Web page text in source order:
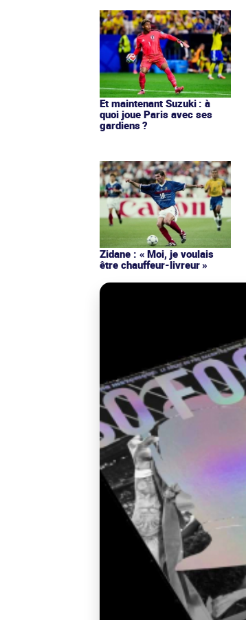
Et maintenant Suzuki : à
quoi joue Paris avec ses
gardiens ?
Zidane : « Moi, je voulais
être chauffeur-livreur »